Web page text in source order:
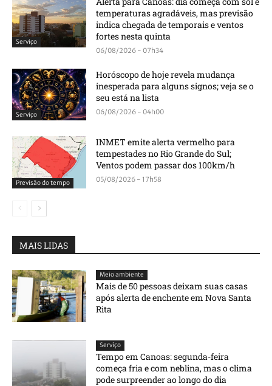
Serviço
temperaturas agradáveis, mas previsão
indica chegada de temporais e ventos
fortes nesta quinta
06/08/2026 - 07h34
Serviço
Horóscopo de hoje revela mudança
inesperada para alguns signos; veja se o
seu está na lista
06/08/2026 - 04h00
Previsão do tempo
INMET emite alerta vermelho para
tempestades no Rio Grande do Sul;
Ventos podem passar dos 100km/h
05/08/2026 - 17h58
MAIS LIDAS
Meio ambiente
Mais de 50 pessoas deixam suas casas
após alerta de enchente em Nova Santa
Rita
Serviço
Tempo em Canoas: segunda-feira
começa fria e com neblina, mas o clima
pode surpreender ao longo do dia